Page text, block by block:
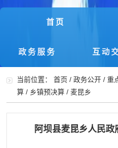
首页
政务服务 互动
当前位置：首页 /政务公开 /重
算 / 乡镇预决算 /麦昆乡
阿坝县麦昆乡人民